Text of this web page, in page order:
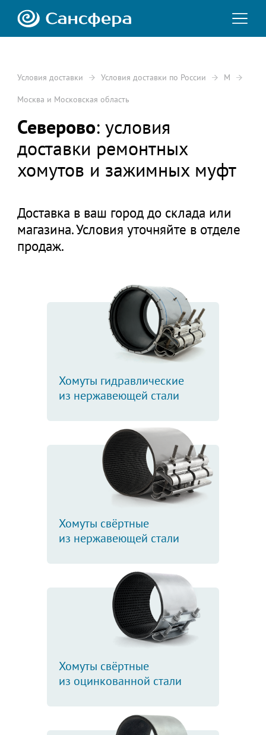
Условия доставки Условия доставки по России М
Москва и Московская область
Северово: условия
доставки ремонтных
хомутов и зажимных муфт
Доставка в ваш город до склада или
магазина. Условия уточняйте в отделе
продаж.
Хомуты гидравлические
из нержавеющей стали
Хомуты свёртные
из нержавеющей стали
Хомуты свёртные
из оцинкованной стали